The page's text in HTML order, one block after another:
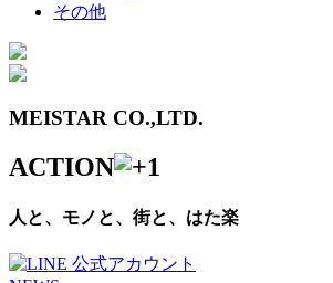
その他
MEISTAR CO.,LTD.
ACTION
人と、モノと、街と、はた楽